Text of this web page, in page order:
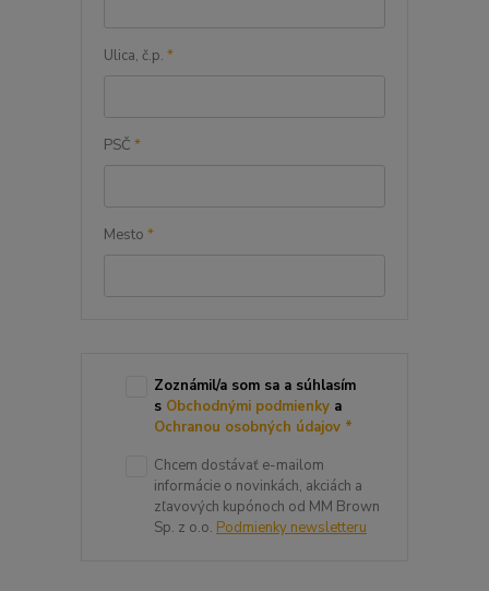
Ulica, č.p. *
PSČ *
Mesto *
Zoznámil/a som sa a súhlasím
s Obchodnými podmienky a
Ochranou osobných údajov *
Chcem dostávať e-mailom
informácie o novinkách, akciách a
zľavových kupónoch od MM Brown
Sp. z o.o. Podmienky newsletteru